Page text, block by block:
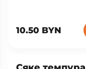
10.50 BYN